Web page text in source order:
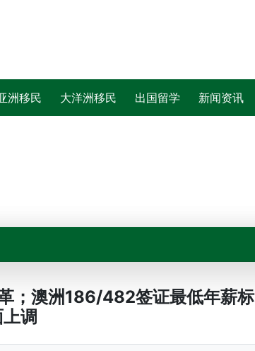
洲移民 大洋洲移民 出国留学 新闻资讯
；澳洲186/482签证最低年薪标
调